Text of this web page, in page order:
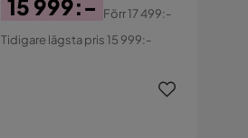
Pris
15 999:-
Original
Förr17 499:-
Tidigare lägsta pris 15 999:-